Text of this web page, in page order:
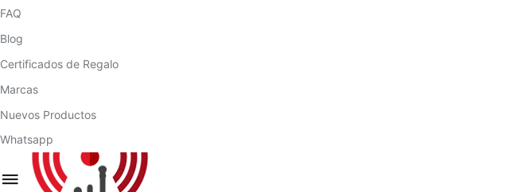
FAQ
Blog
Certificados de Regalo
Marcas
Nuevos Productos
Whatsapp